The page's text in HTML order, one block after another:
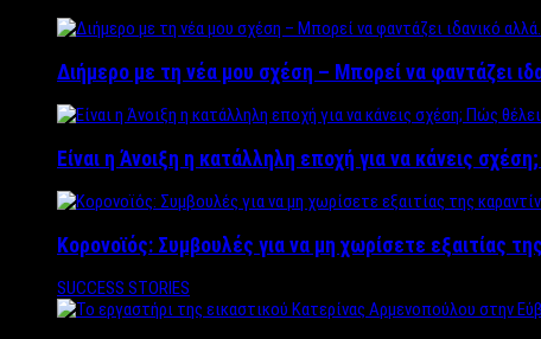
Διήμερο με τη νέα μου σχέση – Μπορεί να φαντάζει
Είναι η Άνοιξη η κατάλληλη εποχή για να κάνεις
Κορονοϊός: Συμβουλές για να μη χωρίσετε εξαιτίας
SUCCESS STORIES